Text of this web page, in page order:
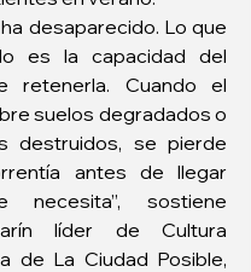
desaparecido. Lo que
es la capacidad del
retenerla. Cuando el
suelos degradados o
destruidos, se pierde
antes de llegar
necesita”, sostiene
líder de Cultura
de La Ciudad Posible,